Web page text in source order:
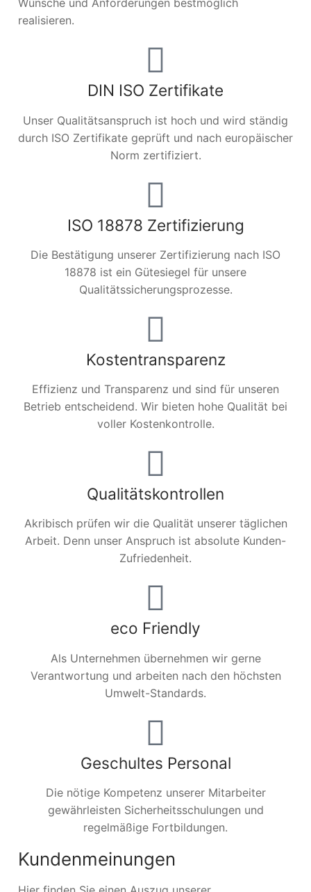
Wünsche und Anforderungen bestmöglich
realisieren.
DIN ISO Zertifikate
Unser Qualitätsanspruch ist hoch und wird ständig
durch ISO Zertifikate geprüft und nach europäischer
Norm zertifiziert.
ISO 18878 Zertifizierung
Die Bestätigung unserer Zertifizierung nach ISO
18878 ist ein Gütesiegel für unsere
Qualitätssicherungsprozesse.
Kostentransparenz
Effizienz und Transparenz und sind für unseren
Betrieb entscheidend. Wir bieten hohe Qualität bei
voller Kostenkontrolle.
Qualitätskontrollen
Akribisch prüfen wir die Qualität unserer täglichen
Arbeit. Denn unser Anspruch ist absolute Kunden-
Zufriedenheit.
eco Friendly
Als Unternehmen übernehmen wir gerne
Verantwortung und arbeiten nach den höchsten
Umwelt-Standards.
Geschultes Personal
Die nötige Kompetenz unserer Mitarbeiter
gewährleisten Sicherheitsschulungen und
regelmäßige Fortbildungen.
Kundenmeinungen